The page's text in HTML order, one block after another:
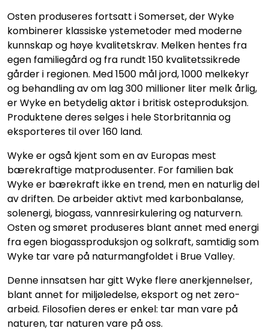
Osten produseres fortsatt i Somerset, der Wyke
kombinerer klassiske ystemetoder med moderne
kunnskap og høye kvalitetskrav. Melken hentes fra
egen familiegård og fra rundt 150 kvalitetssikrede
gårder i regionen. Med 1500 mål jord, 1000 melkekyr
og behandling av om lag 300 millioner liter melk årlig,
er Wyke en betydelig aktør i britisk osteproduksjon.
Produktene deres selges i hele Storbritannia og
eksporteres til over 160 land.
Wyke er også kjent som en av Europas mest
bærekraftige matprodusenter. For familien bak
Wyke er bærekraft ikke en trend, men en naturlig del
av driften. De arbeider aktivt med karbonbalanse,
solenergi, biogass, vannresirkulering og naturvern.
Osten og smøret produseres blant annet med energi
fra egen biogassproduksjon og solkraft, samtidig som
Wyke tar vare på naturmangfoldet i Brue Valley.
Denne innsatsen har gitt Wyke flere anerkjennelser,
blant annet for miljøledelse, eksport og net zero-
arbeid. Filosofien deres er enkel: tar man vare på
naturen, tar naturen vare på oss.